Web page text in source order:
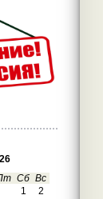
Сб Вс
1
2